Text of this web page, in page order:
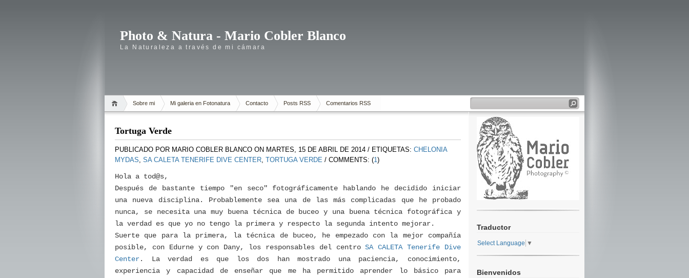
Photo & Natura - Mario Cobler Blanco
La Naturaleza a través de mi cámara
Sobre mi Mi galeria en Fotonatura Contacto Posts RSS Comentarios RSS
Tortuga Verde
PUBLICADO POR MARIO COBLER BLANCO ON MARTES, 15 DE ABRIL DE 2014 / ETIQUETAS: CHELONIA
MYDAS, SA CALETA TENERIFE DIVE CENTER, TORTUGA VERDE / COMMENTS: (1)
Hola a tod@s,
Después de bastante tiempo "en seco" fotográficamente hablando he decidido iniciar
una nueva disciplina. Probablemente sea una de las más complicadas que he probado
nunca, se necesita una muy buena técnica de buceo y una buena técnica fotográfica y
la verdad es que yo no tengo la primera y respecto la segunda intento mejorar.
Suerte que para la primera, la técnica de buceo, he empezado con la mejor compañía
posible, con Edurne y con Dany, los responsables del centroSA CALETA Tenerife Dive
Center. La verdad es que los dos han mostrado una paciencia, conocimiento,
experiencia y capacidad de enseñar que me ha permitido aprender lo básico para
Traductor
Select Language ▼
Bienvenidos